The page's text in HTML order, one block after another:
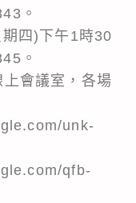
。
四)下午1時30
。
會議室，各場
unk-
qfb-